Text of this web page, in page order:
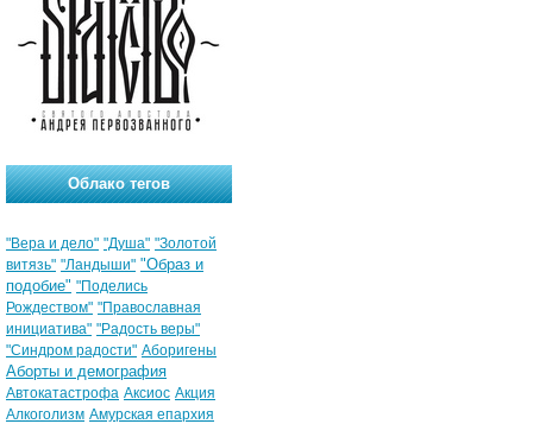
Облако тегов
"Вера и дело" "Душа" "Золотой
витязь" "Ландыши" "Образ и
подобие" "Поделись
Рождеством" "Православная
инициатива" "Радость веры"
"Синдром радости" Аборигены
Аборты и демография
Автокатастрофа Аксиос Акция
Алкоголизм Амурская епархия